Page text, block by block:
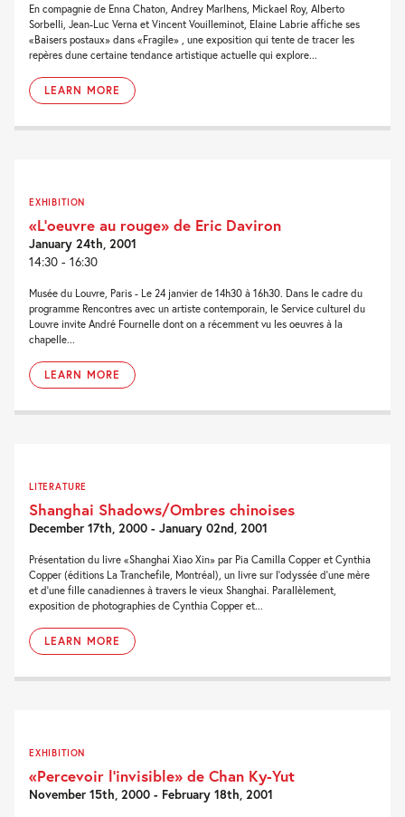
En compagnie de Enna Chaton, Andrey Marlhens, Mickael Roy, Alberto
Sorbelli, Jean-Luc Verna et Vincent Vouilleminot, Elaine Labrie affiche ses
«Baisers postaux» dans «Fragile» , une exposition qui tente de tracer les
repères dune certaine tendance artistique actuelle qui explore...
LEARN MORE
EXHIBITION
«L’oeuvre au rouge» de Eric Daviron
January 24th, 2001
14:30 - 16:30
Musée du Louvre, Paris - Le 24 janvier de 14h30 à 16h30. Dans le cadre du
programme Rencontres avec un artiste contemporain, le Service culturel du
Louvre invite André Fournelle dont on a récemment vu les oeuvres à la
chapelle...
LEARN MORE
LITERATURE
Shanghai Shadows/Ombres chinoises
December 17th, 2000 - January 02nd, 2001
Présentation du livre «Shanghai Xiao Xin» par Pia Camilla Copper et Cynthia
Copper (éditions La Tranchefile, Montréal), un livre sur l'odyssée d'une mère
et d'une fille canadiennes à travers le vieux Shanghai. Parallèlement,
exposition de photographies de Cynthia Copper et...
LEARN MORE
EXHIBITION
«Percevoir l’invisible» de Chan Ky-Yut
November 15th, 2000 - February 18th, 2001